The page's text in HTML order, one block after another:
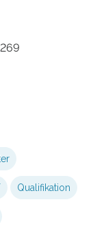
Qualifikation